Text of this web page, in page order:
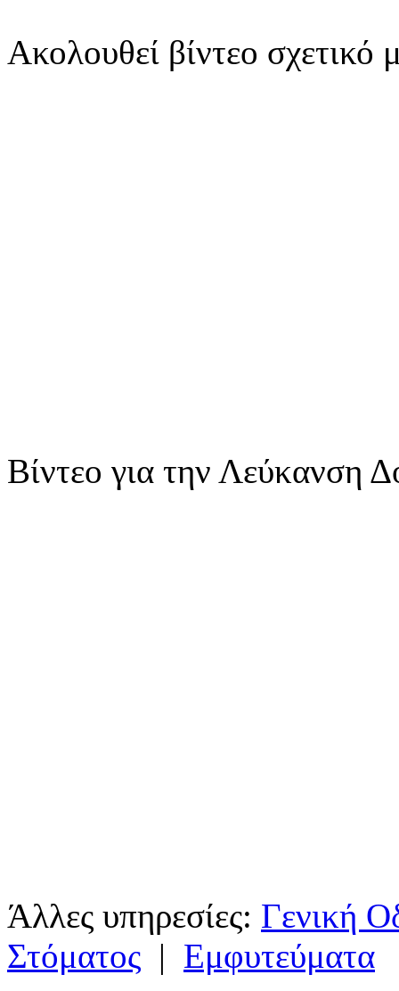
Ακολουθεί βίντεο σχετικό
Βίντεο για την Λεύκανση
Άλλες υπηρεσίες: Γενική
Στόματος | Εμφυτεύματα